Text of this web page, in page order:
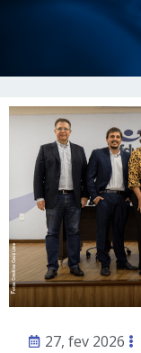
27, fev 2026